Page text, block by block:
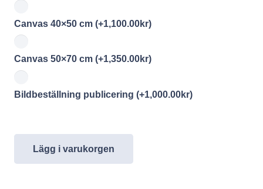
Canvas 40×50 cm (+1,100.00kr)
Canvas 50×70 cm (+1,350.00kr)
Bildbeställning publicering (+1,000.00kr)
Lägg i varukorgen